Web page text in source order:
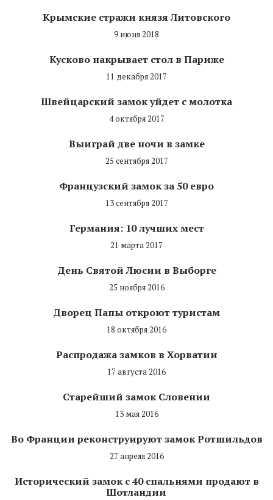
Крымские стражи князя Литовского
9 июня 2018
Кусково накрывает стол в Париже
11 декабря 2017
Швейцарский замок уйдет с молотка
4 октября 2017
Выиграй две ночи в замке
25 сентября 2017
Французский замок за 50 евро
13 сентября 2017
Германия: 10 лучших мест
21 марта 2017
День Святой Люсии в Выборге
25 ноября 2016
Дворец Папы откроют туристам
18 октября 2016
Распродажа замков в Хорватии
17 августа 2016
Старейший замок Словении
13 мая 2016
Во Франции реконструируют замок Ротшильдов
27 апреля 2016
Исторический замок с 40 спальнями продают в
Шотландии